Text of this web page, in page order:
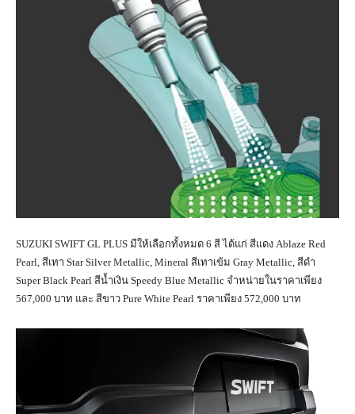
SUZUKI SWIFT GL PLUS มีให้เลือกทั้งหมด 6 สี ได้แก่ สีแดง Ablaze Red
Pearl, สีเทา Star Silver Metallic, Mineral สีเทาเข้ม Gray Metallic, สีดำ
Super Black Pearl สีน้ำเงิน Speedy Blue Metallic จำหน่ายในราคาเพียง
567,000 บาท และ สีขาว Pure White Pearl ราคาเพียง 572,000 บาท